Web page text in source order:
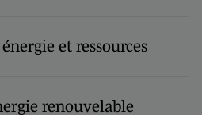
et ressources
renouvelable